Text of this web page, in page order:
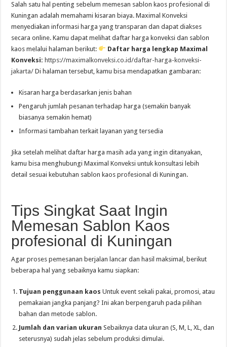
Salah satu hal penting sebelum memesan sablon kaos profesional di
Kuningan adalah memahami kisaran biaya. Maximal Konveksi
menyediakan informasi harga yang transparan dan dapat diakses
secara online. Kamu dapat melihat daftar harga konveksi dan sablon
kaos melalui halaman berikut:
Daftar harga lengkap Maximal
Konveksi: https://maximalkonveksi.co.id/daftar-harga-konveksi-
jakarta/ Di halaman tersebut, kamu bisa mendapatkan gambaran:
Kisaran harga berdasarkan jenis bahan
Pengaruh jumlah pesanan terhadap harga (semakin banyak
biasanya semakin hemat)
Informasi tambahan terkait layanan yang tersedia
Jika setelah melihat daftar harga masih ada yang ingin ditanyakan,
kamu bisa menghubungi Maximal Konveksi untuk konsultasi lebih
detail sesuai kebutuhan sablon kaos profesional di Kuningan.
Tips Singkat Saat Ingin
Memesan Sablon Kaos
profesional di Kuningan
Agar proses pemesanan berjalan lancar dan hasil maksimal, berikut
beberapa hal yang sebaiknya kamu siapkan:
Tujuan penggunaan kaos Untuk event sekali pakai, promosi, atau
pemakaian jangka panjang? Ini akan berpengaruh pada pilihan
bahan dan metode sablon.
Jumlah dan varian ukuran Sebaiknya data ukuran (S, M, L, XL, dan
seterusnya) sudah jelas sebelum produksi dimulai.